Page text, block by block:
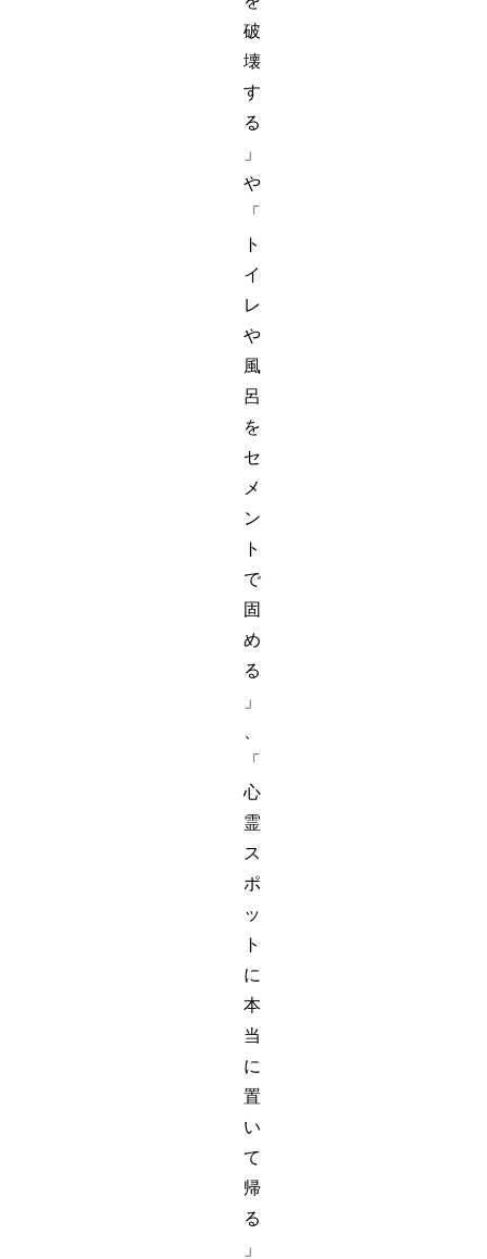
破
壊
す
る
」
や
「
ト
イ
レ
や
風
呂
を
セ
メ
ン
ト
で
固
め
る
」
「
心
霊
ス
ポ
ッ
ト
に
本
当
に
置
い
て
帰
る
」